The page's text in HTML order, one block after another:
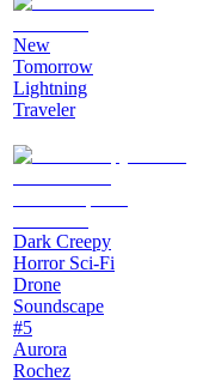
New
Tomorrow
Lightning
Traveler
Dark Creepy
Horror Sci-Fi
Drone
Soundscape
#5
Aurora
Rochez